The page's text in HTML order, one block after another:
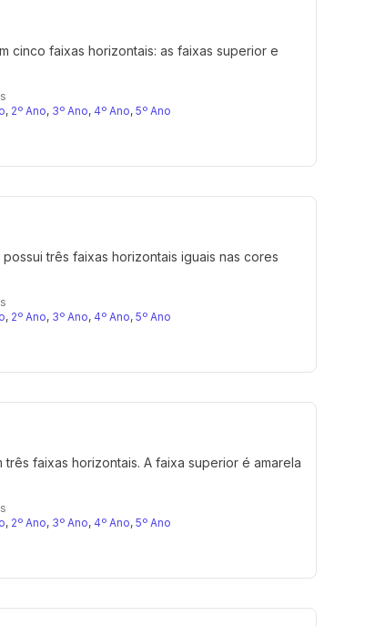
cinco faixas horizontais: as faixas superior e
, 2º Ano, 3º Ano, 4º Ano, 5º Ano
três faixas horizontais iguais nas cores
, 2º Ano, 3º Ano, 4º Ano, 5º Ano
faixas horizontais. A faixa superior é amarela
, 2º Ano, 3º Ano, 4º Ano, 5º Ano